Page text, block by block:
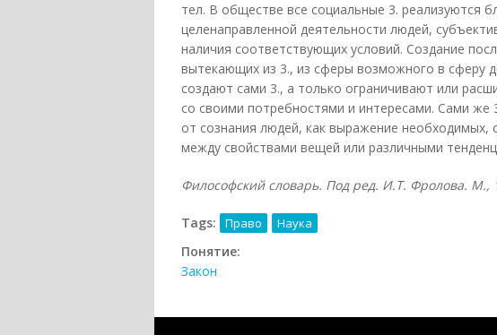
тел. В обществе все социальные 3. реализуются
целенаправленной деятельности людей,
наличия соответствующих условий. Создание
вытекающих из 3., из сферы возможного в сферу
создают сами 3., а только ограничивают или
со своими потребностями и интересами. Сами
от сознания людей, как выражение необходимых,
между свойствами вещей или различными
Философский словарь. Под ред. И.Т. Фролова. М.,
Tags: Право Наука
Понятие:
Закон